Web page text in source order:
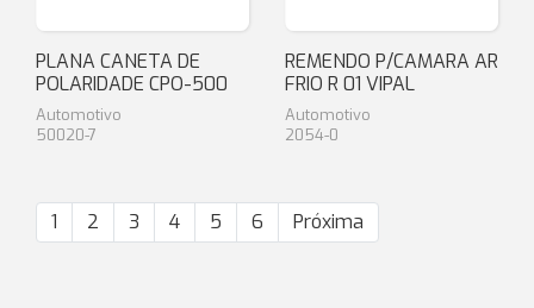
PLANA CANETA DE
POLARIDADE CPO-500
Automotivo
50020-7
REMENDO P/CAMARA AR
FRIO R 01 VIPAL
Automotivo
2054-0
1 2 3 4 5 6 Próxima